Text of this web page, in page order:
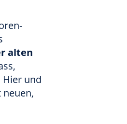
alten
und